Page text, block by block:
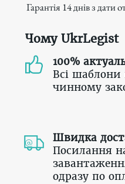
Гарантія 14 днів з
Чому UkrLegist
100%
Всі шаблони
чинному
Швидка
Посилання
одразу по